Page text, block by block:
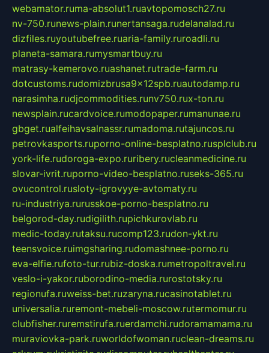
webamator.ruma-absolut1.ruavtopomosch27.ru
nv-750.runews-plain.runertansaga.rudelanalad.ru
dizfiles.ruyoutubefree.ruaria-family.ruroadli.ru
planeta-samara.rumysmartbuy.ru
matrasy-kemerovo.ruashanet.rutrade-farm.ru
dotcustoms.rudomizbrusa9x12spb.ruautodamp.ru
narasimha.rudjcommodities.runv750.rux-ton.ru
newsplain.rucardvoice.rumodopaper.rumanunae.ru
gbget.rualfeihavsalnassr.rumadoma.rutajuncos.ru
petrovkasports.ruporno-online-besplatno.rusplclub.ru
york-life.rudoroga-expo.ruribery.rucleanmedicine.ru
slovar-ivrit.ruporno-video-besplatno.ruseks-365.ru
ovucontrol.rusloty-igrovyye-avtomaty.ru
ru-industriya.rurusskoe-porno-besplatno.ru
belgorod-day.rudigilith.rupichkurovlab.ru
medic-today.rutaksu.rucomp123.rudon-ykt.ru
teensvoice.ruimgsharing.rudomashnee-porno.ru
eva-elfie.rufoto-tur.rubiz-doska.rumetropoltravel.ru
veslo-i-yakor.ruborodino-media.rurostotsky.ru
regionufa.ruweiss-bet.ruzaryna.rucasinotablet.ru
universalia.ruremont-mebeli-moscow.rutermomur.ru
clubfisher.ruremstirufa.ruerdamchi.rudoramamama.ru
muraviovka-park.ruworldofwoman.ruclean-dreams.ru